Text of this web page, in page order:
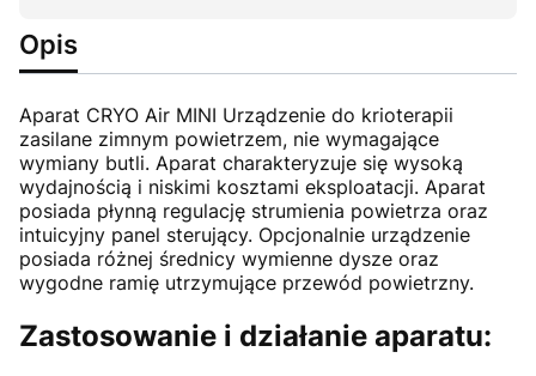
Opis
Aparat CRYO Air MINI Urządzenie do krioterapii
zasilane zimnym powietrzem, nie wymagające
wymiany butli. Aparat charakteryzuje się wysoką
wydajnością i niskimi kosztami eksploatacji. Aparat
posiada płynną regulację strumienia powietrza oraz
intuicyjny panel sterujący. Opcjonalnie urządzenie
posiada różnej średnicy wymienne dysze oraz
wygodne ramię utrzymujące przewód powietrzny.
Zastosowanie i działanie aparatu: